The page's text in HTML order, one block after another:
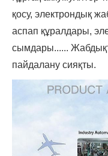
қосу, электрондық
аспап құралдары,
сымдары......
пайдалану сияқты.